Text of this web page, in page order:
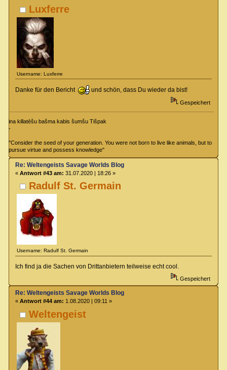
Luxferre
Username: Luxferre
Danke für den Bericht und schön, dass Du wieder da bist!
Gespeichert
ina killatēšu bašma kabis šumšu Tišpak
-
"Consider the seed of your generation. You were not born to live like animals, but to
pursue virtue and possess knowledge"
Radulf St. Germain
Username: Radulf St. Germain
Re: Weltengeists Savage Worlds Blog
« Antwort #43 am: 31.07.2020 | 18:26 »
Ich find ja die Sachen von Drittanbietern teilweise echt cool.
Gespeichert
Weltengeist
Re: Weltengeists Savage Worlds Blog
« Antwort #44 am: 1.08.2020 | 09:11 »